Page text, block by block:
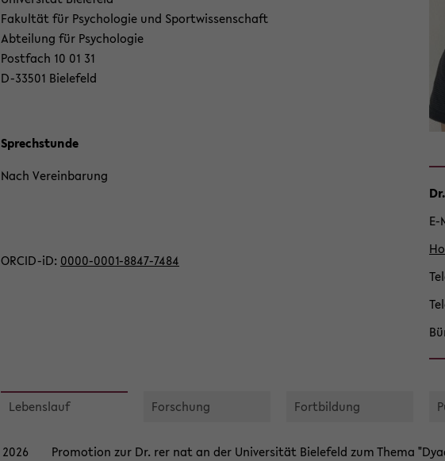
E-​
Fa­kul­tät für Psy­cho­lo­gie und Sport­wis­sen­schaft
Ab­tei­lung für Psy­cho­lo­gie
Post­fach 10 01 31
D-​33501 Bie­le­feld
Sprech­stun­de
Nach Ver­ein­ba­rung
ORCID-​iD: 0000-​0001-8847-7484
Le­bens­lauf
2026
Pro­mo­ti­on zur Dr. rer nat an der Uni­ver­si­tät Bie­le­feld zum Thema
For­schung Fort­bil­dung